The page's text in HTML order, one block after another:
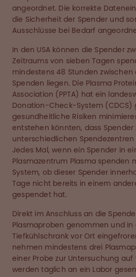
angeordnet. Die korrekte
die Sicherheit der Spender und
Ausschlüsse bei Bedarf
In den USA können die Spender
Zeitraums von sieben Tagen
mindestens 48 Stunden zwischen
Spenden liegen. Die Plasma
Association (PPTA) hat ein
Donation-Check-System (CDCS)
gesundheitliche Risiken
entstehen könnten, dass Spender
unterschiedlichen Spendezentren
Jedes Mal, wenn ein Spender in
Plasmazentrum Plasma spenden
System, ob dieser Spender
Tage nicht bereits in einem
gespendet hat.
Direkt im Anschluss an die
Plasmaproben genommen und in
Tiefkühlschrank vor Ort
nehmen mindestens drei
einer Probe zur Untersuchung auf
werden täglich an ein Labor